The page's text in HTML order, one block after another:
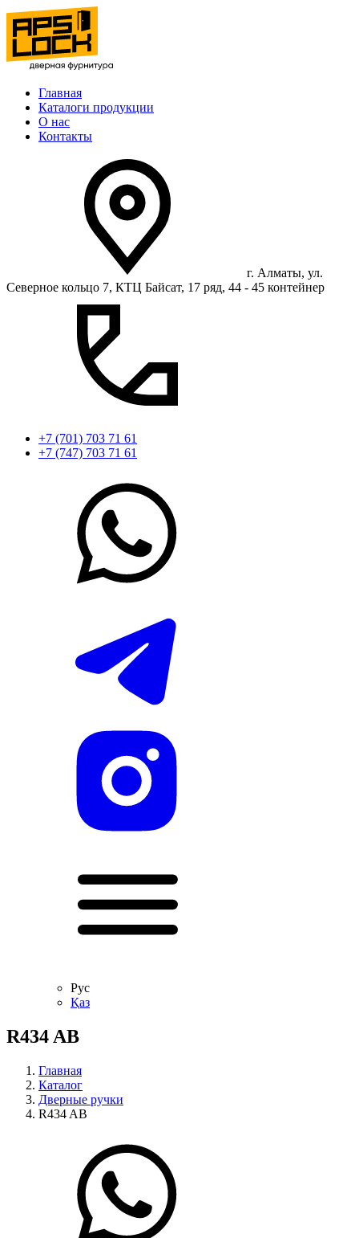
Главная
Каталоги продукции
О нас
Контакты
г. Алматы, ул.
Северное кольцо 7, КТЦ Байсат, 17 ряд, 44 - 45 контейнер
+7 (701) 703 71 61
+7 (747) 703 71 61
Рус
Қаз
R434 AB
Главная
Каталог
Дверные ручки
R434 AB